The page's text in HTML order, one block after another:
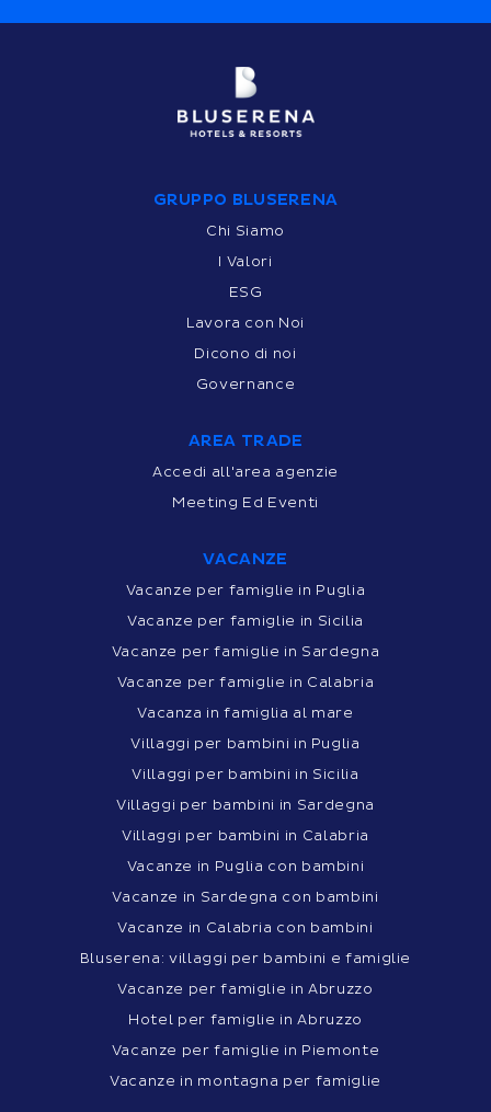
GRUPPO BLUSERENA
Chi Siamo
I Valori
ESG
Lavora con Noi
Dicono di noi
Governance
AREA TRADE
Accedi all'area agenzie
Meeting Ed Eventi
VACANZE
Vacanze per famiglie in Puglia
Vacanze per famiglie in Sicilia
Vacanze per famiglie in Sardegna
Vacanze per famiglie in Calabria
Vacanza in famiglia al mare
Villaggi per bambini in Puglia
Villaggi per bambini in Sicilia
Villaggi per bambini in Sardegna
Villaggi per bambini in Calabria
Vacanze in Puglia con bambini
Vacanze in Sardegna con bambini
Vacanze in Calabria con bambini
Bluserena: villaggi per bambini e famiglie
Vacanze per famiglie in Abruzzo
Hotel per famiglie in Abruzzo
Vacanze per famiglie in Piemonte
Vacanze in montagna per famiglie